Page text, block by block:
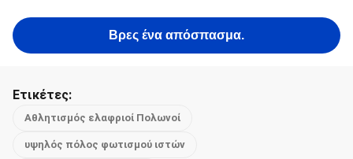
Βρες ένα απόσπασμα.
Ετικέτες:
Αθλητισμός ελαφριοί Πολωνοί
υψηλός πόλος φωτισμού ιστών